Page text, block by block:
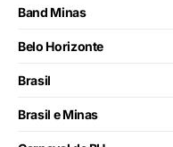
Band Minas
Belo Horizonte
Brasil
Brasil e Minas